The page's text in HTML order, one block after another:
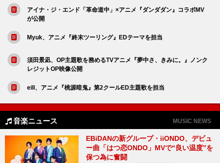
アイナ・ジ・エンド「革命道中」×アニメ『ダンダダン』コラボMV
が公開
Myuk、アニメ『終末ツーリング』EDテーマを担当
須田景凪、OP主題歌を務めるTVアニメ『夢中さ、きみに。』ノンク
レジットOP映像公開
eill、アニメ『桃源暗鬼』第2クールED主題歌を担当
音楽ニュース MUSIC NEWS
EBiDANの新グループ・iiONDO、デビュ
ー曲「はつ恋ONDO」MVで“良い温度”を
保つ為に奮闘